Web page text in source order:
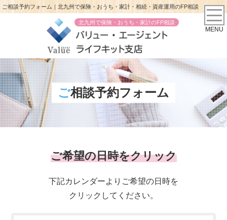
ご相談予約フォーム｜北九州で保険・おうち・家計・相続・資産運用のFP相談
北九州で保険・おうち・家計のFP相談
MENU
ご相談予約フォーム
ご希望の日時をクリック
下記カレンダーよりご希望の日時を
クリックしてください。